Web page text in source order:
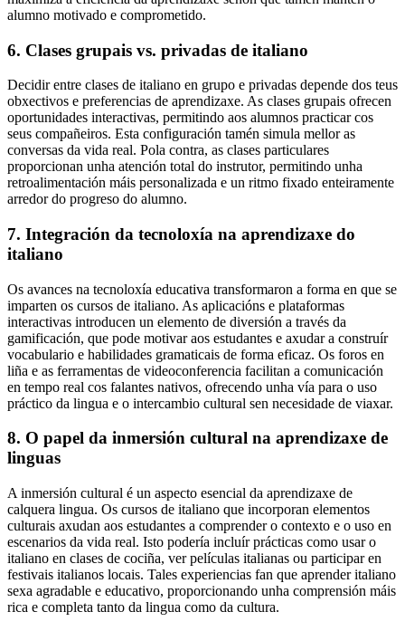
alumno motivado e comprometido.
6. Clases grupais vs. privadas de italiano
Decidir entre clases de italiano en grupo e privadas depende dos teus
obxectivos e preferencias de aprendizaxe. As clases grupais ofrecen
oportunidades interactivas, permitindo aos alumnos practicar cos
seus compañeiros. Esta configuración tamén simula mellor as
conversas da vida real. Pola contra, as clases particulares
proporcionan unha atención total do instrutor, permitindo unha
retroalimentación máis personalizada e un ritmo fixado enteiramente
arredor do progreso do alumno.
7. Integración da tecnoloxía na aprendizaxe do
italiano
Os avances na tecnoloxía educativa transformaron a forma en que se
imparten os cursos de italiano. As aplicacións e plataformas
interactivas introducen un elemento de diversión a través da
gamificación, que pode motivar aos estudantes e axudar a construír
vocabulario e habilidades gramaticais de forma eficaz. Os foros en
liña e as ferramentas de videoconferencia facilitan a comunicación
en tempo real cos falantes nativos, ofrecendo unha vía para o uso
práctico da lingua e o intercambio cultural sen necesidade de viaxar.
8. O papel da inmersión cultural na aprendizaxe de
linguas
A inmersión cultural é un aspecto esencial da aprendizaxe de
calquera lingua. Os cursos de italiano que incorporan elementos
culturais axudan aos estudantes a comprender o contexto e o uso en
escenarios da vida real. Isto podería incluír prácticas como usar o
italiano en clases de cociña, ver películas italianas ou participar en
festivais italianos locais. Tales experiencias fan que aprender italiano
sexa agradable e educativo, proporcionando unha comprensión máis
rica e completa tanto da lingua como da cultura.